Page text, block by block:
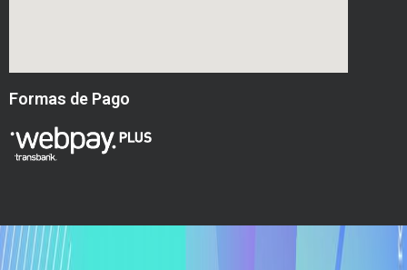
Formas de Pago